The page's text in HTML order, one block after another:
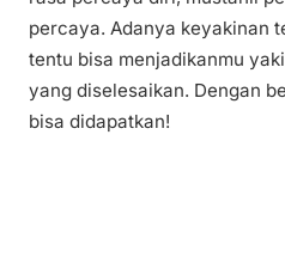
percaya. Adanya keyakinan
tentu bisa menjadikanmu
yang diselesaikan. Dengan
bisa didapatkan!